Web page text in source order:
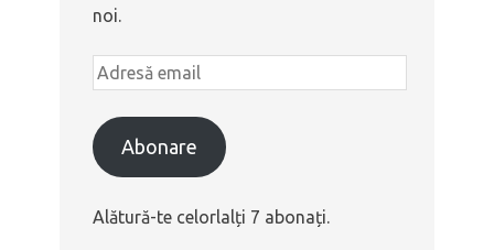
noi.
Abonare
Alătură-te celorlalți 7 abonați.